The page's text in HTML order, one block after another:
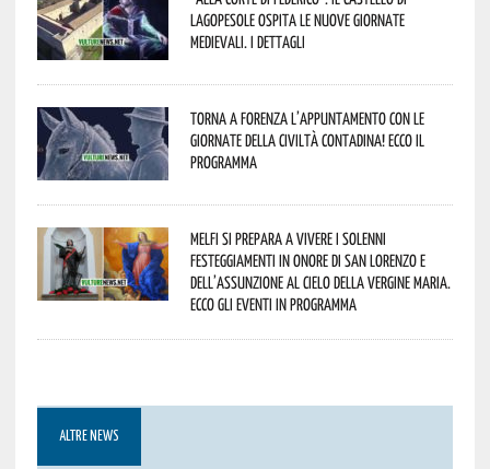
Lagopesole ospita le nuove Giornate
Medievali. I dettagli
Torna a Forenza l’appuntamento con le
Giornate della Civiltà Contadina! Ecco il
programma
Melfi si prepara a vivere i solenni
festeggiamenti in onore di San Lorenzo e
dell’assunzione al cielo della Vergine Maria.
Ecco gli eventi in programma
ALTRE NEWS